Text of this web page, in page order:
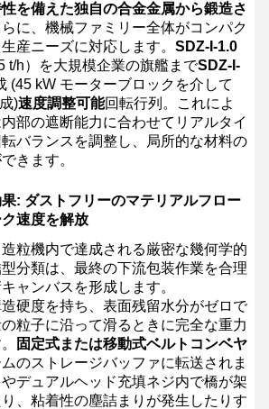
を備えた独自の合金金属から鍛造さ
らに、機械ファミリー全体がコンパク
産ニーズに対応します。 SDZ-I-1.0
t/h）を大規模企業の旗艦までSDZ-I-
(45 kW モーターブロックを介して
)速度調整可能回転行列。これによ
部の遮断能力に合わせてリアルタイ
バランスを調整し、局所的な材料の
きます。
: ダストフリーのマテリアルフロー
速度を解放
粒機内で達成される厳密な幾何学的
分類は、最終の下流包装作業を合理
ャンバスを形成します。
硬度を持ち、表面残留水分がゼロで
粒子に沿って滑るときに完全な重力
固定式または移動式ベルトコンベヤ
のストレージバッファに転送されま
デュアルヘッド充填ネジ内で橋が架
、粘着性の塵詰まりが発生したりす